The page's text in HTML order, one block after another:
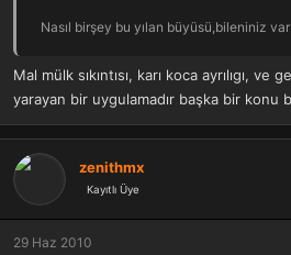
Nasıl birşey bu yılan büyüsü,bileniniz var
Mal mülk sıkıntısı, karı koca ayrılıgı,
yarayan bir uygulamadır başka bir konu
zenithmx
Kayıtlı Üye
29 Haz 2010